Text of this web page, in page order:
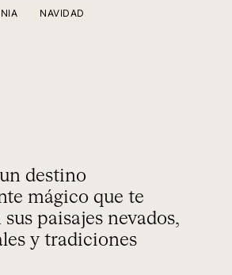
NAVIDAD
mágico que te
paisajes nevados,
y tradiciones